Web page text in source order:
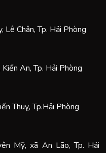
Chân, Tp. Hải Phòng
An, Tp. Hải Phòng
Thuỵ, Tp.Hải Phòng
Mỹ, xã An Lão, Tp. Hải